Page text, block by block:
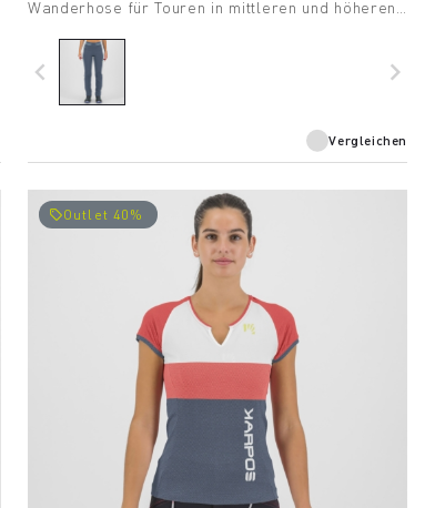
Wanderhose für Touren in mittleren und höheren
navigate_before navigate_next
Vergleichen
local_offerOutlet 40%